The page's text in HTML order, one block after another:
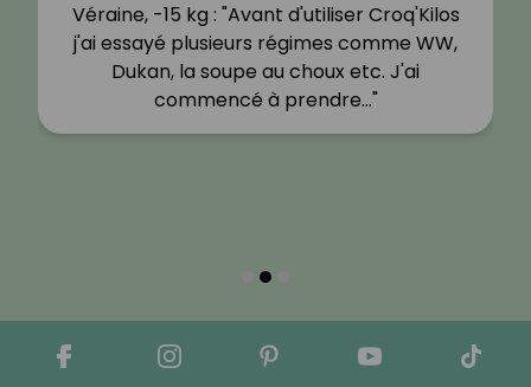
Véraine, -15 kg : "Avant d'utiliser Croq'Kilos
j'ai essayé plusieurs régimes comme WW,
Dukan, la soupe au choux etc. J'ai
commencé à prendre…"